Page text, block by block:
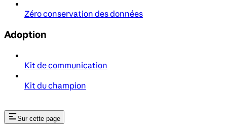
Zéro conservation des données
Adoption
Kit de communication
Kit du champion
Sur cette page